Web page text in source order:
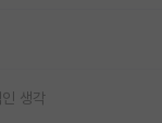
생각